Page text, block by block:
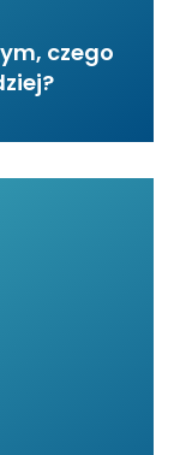
czego